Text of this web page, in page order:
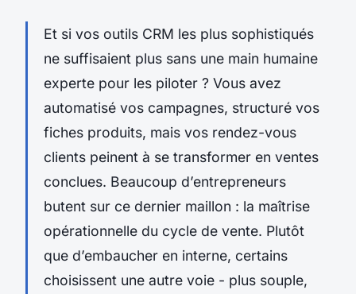
Et si vos outils CRM les plus sophistiqués
ne suffisaient plus sans une main humaine
experte pour les piloter ? Vous avez
automatisé vos campagnes, structuré vos
fiches produits, mais vos rendez-vous
clients peinent à se transformer en ventes
conclues. Beaucoup d’entrepreneurs
butent sur ce dernier maillon : la maîtrise
opérationnelle du cycle de vente. Plutôt
que d’embaucher en interne, certains
choisissent une autre voie - plus souple,